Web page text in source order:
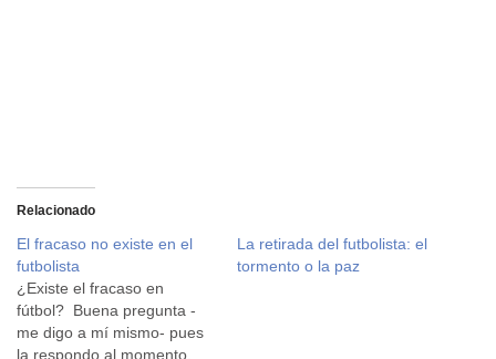
Relacionado
El fracaso no existe en el
futbolista
¿Existe el fracaso en
fútbol? Buena pregunta -
me digo a mí mismo- pues
la respondo al momento.
La retirada del futbolista: el
tormento o la paz